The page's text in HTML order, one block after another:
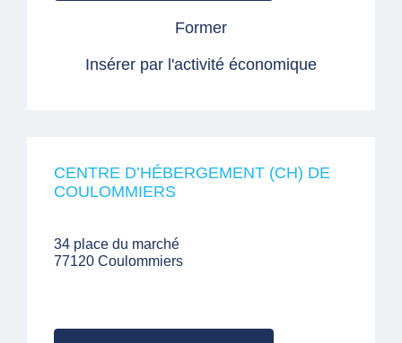
Former
Insérer par l'activité économique
CENTRE D’HÉBERGEMENT (CH) DE
COULOMMIERS
34 place du marché
77120 Coulommiers